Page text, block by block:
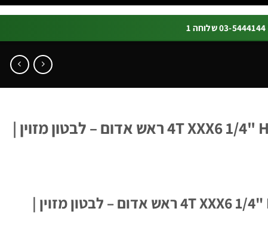
מקדח לאימפקט 4T XXX6 1/4" HEX ראש אדום – לבטון מזוין |
מקדח לאימפקט 4T XXX6 1/4" HEX ראש אדום – לבטון מזוין |